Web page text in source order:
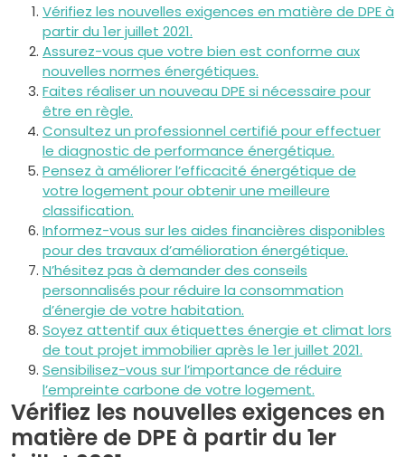
Vérifiez les nouvelles exigences en matière de DPE à
partir du 1er juillet 2021.
Assurez-vous que votre bien est conforme aux
nouvelles normes énergétiques.
Faites réaliser un nouveau DPE si nécessaire pour
être en règle.
Consultez un professionnel certifié pour effectuer
le diagnostic de performance énergétique.
Pensez à améliorer l’efficacité énergétique de
votre logement pour obtenir une meilleure
classification.
Informez-vous sur les aides financières disponibles
pour des travaux d’amélioration énergétique.
N’hésitez pas à demander des conseils
personnalisés pour réduire la consommation
d’énergie de votre habitation.
Soyez attentif aux étiquettes énergie et climat lors
de tout projet immobilier après le 1er juillet 2021.
Sensibilisez-vous sur l’importance de réduire
l’empreinte carbone de votre logement.
Vérifiez les nouvelles exigences en
matière de DPE à partir du 1er